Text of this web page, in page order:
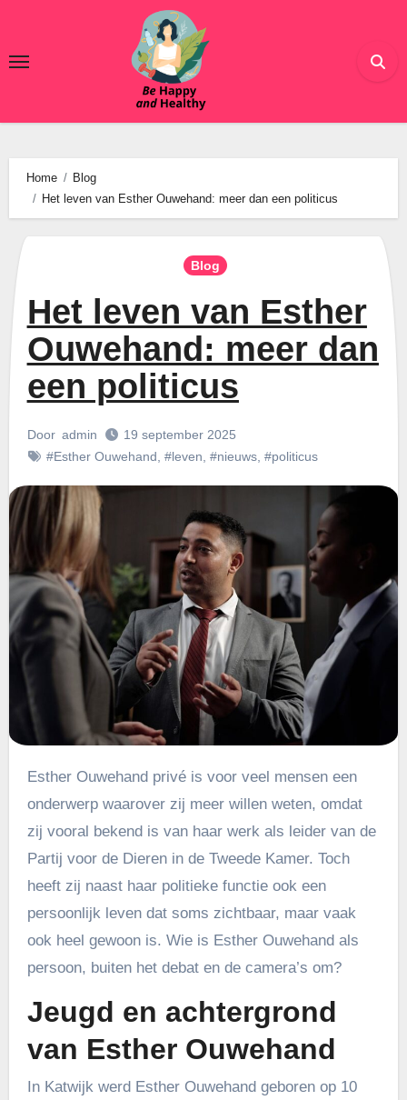
de
Home
Blog
Het leven van Esther Ouwehand: meer dan een politicus
Blog
Het leven van Esther
Ouwehand: meer dan
een politicus
Door admin
19 september 2025
#Esther Ouwehand #leven #nieuws, #politicus
Esther Ouwehand privé is voor veel mensen een
onderwerp waarover zij meer willen weten, omdat
zij vooral bekend is van haar werk als leider van de
Partij voor de Dieren in de Tweede Kamer. Toch
heeft zij naast haar politieke functie ook een
persoonlijk leven dat soms zichtbaar, maar vaak
ook heel gewoon is. Wie is Esther Ouwehand als
persoon, buiten het debat en de camera’s om?
Jeugd en achtergrond
van Esther Ouwehand
In Katwijk werd Esther Ouwehand geboren op 10